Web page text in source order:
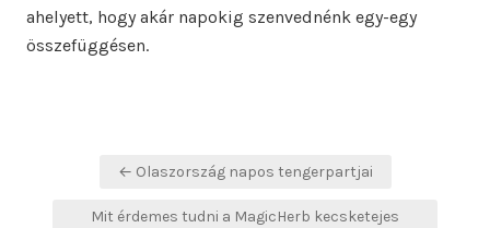
ahelyett, hogy akár napokig szenvednénk egy-egy
összefüggésen.
Bejegyzés← Olaszország napos tengerpartjai
Mit érdemes tudni a MagicHerb kecsketejes